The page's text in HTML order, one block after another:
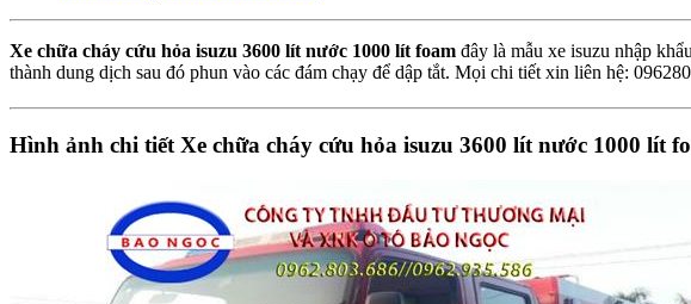
Xe chữa cháy cứu hỏa isuzu 3600 lít nước 1000 lít foam đây là mẫu xe isuzu nhập
thành dung dịch sau đó phun vào các đám chạy để dập tắt. Mọi chi tiết xin liên hệ:
Hình ảnh chi tiết Xe chữa cháy cứu hỏa isuzu 3600 lít nước 1000 lít